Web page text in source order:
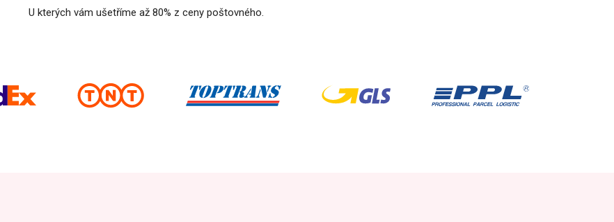
U kterých vám ušetříme až 80% z ceny poštovného.